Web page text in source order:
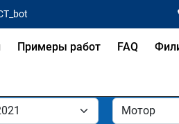
Примеры работ FAQ